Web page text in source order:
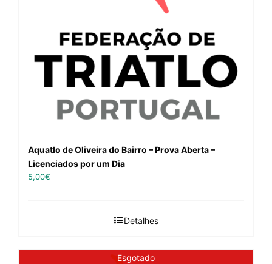
Aquatlo de Oliveira do Bairro – Prova Aberta –
Licenciados por um Dia
5,00€
Detalhes
Esgotado